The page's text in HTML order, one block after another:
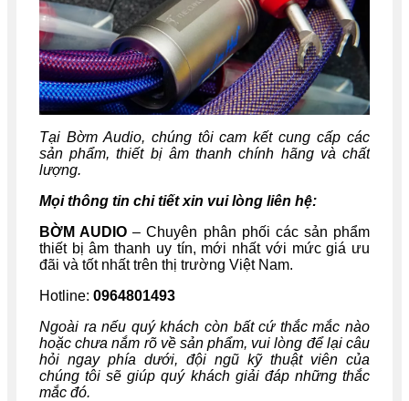
Tại Bờm Audio, chúng tôi cam kết cung cấp các
sản phẩm, thiết bị âm thanh chính hãng và chất
lượng.
Mọi thông tin chi tiết xin vui lòng liên hệ:
BỜM AUDIO – Chuyên phân phối các sản phẩm
thiết bị âm thanh uy tín, mới nhất với mức giá ưu
đãi và tốt nhất trên thị trường Việt Nam.
Hotline: 0964801493
Ngoài ra nếu quý khách còn bất cứ thắc mắc nào
hoặc chưa nắm rõ về sản phẩm, vui lòng để lại câu
hỏi ngay phía dưới, đội ngũ kỹ thuật viên của
chúng tôi sẽ giúp quý khách giải đáp những thắc
mắc đó.